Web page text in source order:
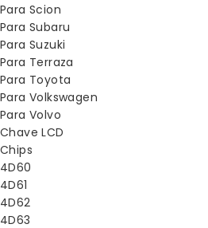
Para Scion
Para Subaru
Para Suzuki
Para Terraza
Para Toyota
Para Volkswagen
Para Volvo
Chave LCD
Chips
4D60
4D61
4D62
4D63